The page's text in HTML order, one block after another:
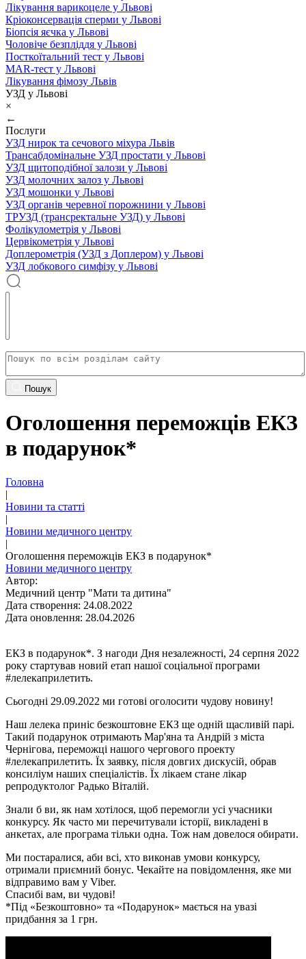
Лікування варикоцеле у Львові
Кріоконсервація сперми у Львові
Біопсія яєчка у Львові
Чоловіче безпліддя у Львові
Посткоїтальний тест у Львові
MAR-тест у Львові
Лікування фімозу Львів
УЗД у Львові
×
←
Послуги
УЗД нирок та сечового міхура Львів
Трансабдомінальне УЗД простати у Львові
УЗД щитоподібної залози у Львові
УЗД молочних залоз у Львові
УЗД мошонки у Львові
УЗД органів черевної порожнини у Львові
ТРУЗД (трансректальне УЗД) у Львові
Фолікулометрія у Львові
Цервікометрія у Львові
Доплерометрія (УЗД з Доплером) у Львові
УЗД лобкового симфізу у Львові
Пошук
Оголошення переможців ЕКЗ
в подарунок*
Головна
|
Новини та статті
|
Новини медичного центру
|
Оголошення переможців ЕКЗ в подарунок*
Новини медичного центру
Автор:
Медичний центр "Мати та дитина"
Дата створення: 24.08.2022
Дата оновлення: 28.04.2026
ЕКЗ в подарунок*. З нагоди Дня незалежності, 24 серпня 2022
року стартував новий етап нашої соціальної програми
#лелекаприлетить.
Сьогодні 29.09.2022 ми готові оголосити чудову новину!
Наш лелека приніс безкоштовне ЕКЗ ще одній щасливій парі.
Такий подарунок отримають Мар'яна та Андрій з міста
Чернігова, переможці нашого чергового проекту
#лелекаприлетить. Їх заявку, після довгих дискусій, обрав
консиліум наших спеціалістів. Їх лікаем стане лікар
репродуктолог Радько Віталій.
Знали б ви, як нам хотілося, щоб перемогли усі учасники
конкурсу. Як часто ми перечитували історії, викладені в
анкетах, але програма тільки одна. Тож нам довелося обирати.
Ми постаралися, аби всі, хто виконав умови конкурсу,
отримали приємний бонус. Чекайте на повідомлення, яке ми
відправимо вам у Viber.
Спасибі вам, ви чудові!
*Під «Безкоштовно» та «Подарунок» мається на увазі
придбання за 1 грн.